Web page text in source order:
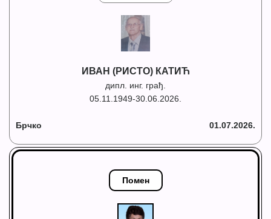
ИВАН (РИСТО) КАТИЋ
дипл. инг. грађ.
05.11.1949-30.06.2026.
Брчко 01.07.2026.
Помен